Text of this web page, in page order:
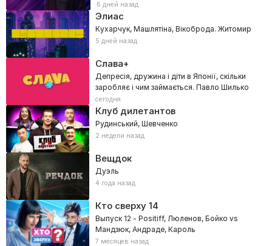
6 дней назад
Элиас
Кухарчук, Машлятіна, Вікоброда. Житомир
5 дней назад
Слава+
Депресія, дружина і діти в Японії, скільки
заробляє і чим займається. Павло Шилько
сегодня
Клуб дилетантов
Рудинський, Шевченко
2 недели назад
Вещдок
Дуэль
4 года назад
Кто сверху14
Выпуск 12 - Positiff, Люленов, Бойко vs
Мандзюк, Андраде, Кароль
7 месяцев назад